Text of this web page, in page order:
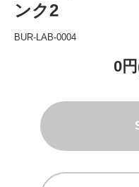
ンク2
BUR-LAB-0004
0